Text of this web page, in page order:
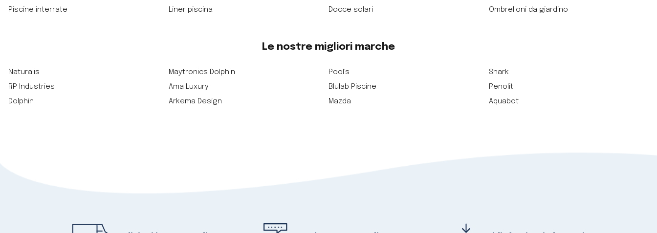
Piscine interrate
Liner piscina
Docce solari
Ombrelloni da giardino
Le nostre migliori marche
Naturalis
RP Industries
Dolphin
Maytronics Dolphin
Ama Luxury
Arkema Design
Pool's
Blulab Piscine
Mazda
Shark
Renolit
Aquabot